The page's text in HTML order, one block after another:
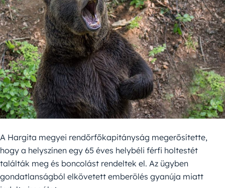
A Hargita megyei rendőrfőkapitányság megerősítette,
hogy a helyszínen egy 65 éves helybéli férfi holtestét
találták meg és boncolást rendeltek el. Az ügyben
gondatlanságból elkövetett emberölés gyanúja miatt